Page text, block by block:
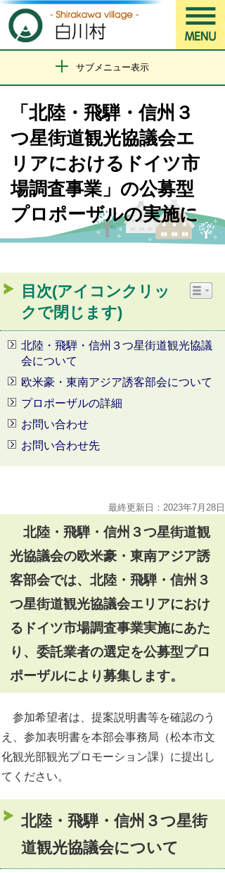
サブメニュー表示
「北陸・飛騨・信州３
つ星街道観光協議会エ
リアにおけるドイツ市
場調査事業」の公募型
プロポーザルの実施に
目次(アイコンクリッ
クで閉じます)
北陸・飛騨・信州３つ星街道観光協議
会について
欧米豪・東南アジア誘客部会について
プロポーザルの詳細
お問い合わせ
お問い合わせ先
最終更新日：2023年7月28日
北陸・飛騨・信州３つ星街道観
光協議会の欧米豪・東南アジア誘
客部会では、北陸・飛騨・信州３
つ星街道観光協議会エリアにおけ
るドイツ市場調査事業実施にあた
り、委託業者の選定を公募型プロ
ポーザルにより募集します。
参加希望者は、提案説明書等を確認のう
え、参加表明書を本部会事務局（松本市文
化観光部観光プロモーション課）に提出し
てください。
北陸・飛騨・信州３つ星街
道観光協議会について